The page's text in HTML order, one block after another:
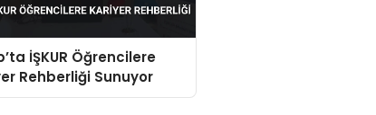
İŞKUR Öğrencilere
Rehberliği Sunuyor